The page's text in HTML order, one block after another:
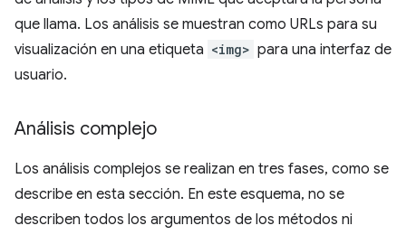
que llama. Los análisis se muestran como URLs para su
visualización en una etiqueta <img> para una interfaz de
usuario.
Análisis complejo
Los análisis complejos se realizan en tres fases, como se
describe en esta sección. En este esquema, no se
describen todos los argumentos de los métodos ni